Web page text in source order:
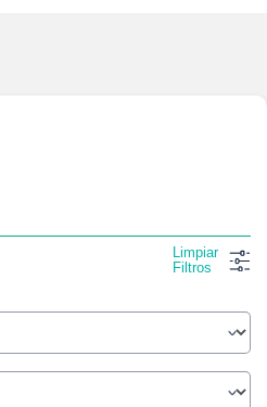
Limpiar
Filtros